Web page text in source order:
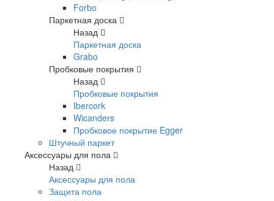
Forbo
Паркетная доска
Назад
Паркетная доска
Grabo
Пробковые покрытия
Назад
Пробковые покрытия
Ibercork
Wicanders
Пробковое покрытие Egger
Штучный паркет
Аксессуары для пола
Назад
Аксессуары для пола
Защита пола